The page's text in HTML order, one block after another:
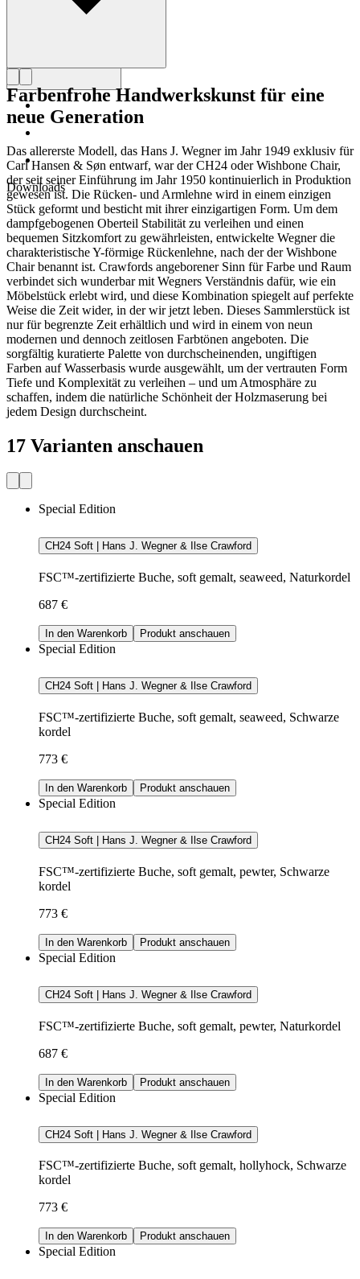
Downloads
Farbenfrohe Handwerkskunst für eine
neue Generation
Das allererste Modell, das Hans J. Wegner im Jahr 1949 exklusiv für
Carl Hansen & Søn entwarf, war der CH24 oder Wishbone Chair,
der seit seiner Einführung im Jahr 1950 kontinuierlich in Produktion
gewesen ist. Die Rücken- und Armlehne wird in einem einzigen
Stück geformt und besticht mit ihrer einzigartigen Form. Um dem
dampfgebogenen Oberteil Stabilität zu verleihen und einen
bequemen Sitzkomfort zu gewährleisten, entwickelte Wegner die
charakteristische Y-förmige Rückenlehne, nach der der Wishbone
Chair benannt ist. Crawfords angeborener Sinn für Farbe und Raum
verbindet sich wunderbar mit Wegners Verständnis dafür, wie ein
Möbelstück erlebt wird, und diese Kombination spiegelt auf perfekte
Weise die Zeit wider, in der wir jetzt leben. Dieses Sammlerstück ist
nur für begrenzte Zeit erhältlich und wird in einem von neun
modernen und dennoch zeitlosen Farbtönen angeboten. Die
sorgfältig kuratierte Palette von durchscheinenden, ungiftigen
Farben auf Wasserbasis wurde ausgewählt, um der vertrauten Form
Tiefe und Komplexität zu verleihen – und um Atmosphäre zu
schaffen, indem die natürliche Schönheit der Holzmaserung bei
jedem Design durchscheint.
17 Varianten anschauen
Special Edition
CH24 Soft | Hans J. Wegner & Ilse Crawford
FSC™-zertifizierte Buche, soft gemalt, seaweed, Naturkordel
687 €
In den Warenkorb Produkt anschauen
Special Edition
CH24 Soft | Hans J. Wegner & Ilse Crawford
FSC™-zertifizierte Buche, soft gemalt, seaweed, Schwarze
kordel
773 €
In den Warenkorb Produkt anschauen
Special Edition
CH24 Soft | Hans J. Wegner & Ilse Crawford
FSC™-zertifizierte Buche, soft gemalt, pewter, Schwarze
kordel
773 €
In den Warenkorb Produkt anschauen
Special Edition
CH24 Soft | Hans J. Wegner & Ilse Crawford
FSC™-zertifizierte Buche, soft gemalt, pewter, Naturkordel
687 €
In den Warenkorb Produkt anschauen
Special Edition
CH24 Soft | Hans J. Wegner & Ilse Crawford
FSC™-zertifizierte Buche, soft gemalt, hollyhock, Schwarze
kordel
773 €
In den Warenkorb Produkt anschauen
Special Edition